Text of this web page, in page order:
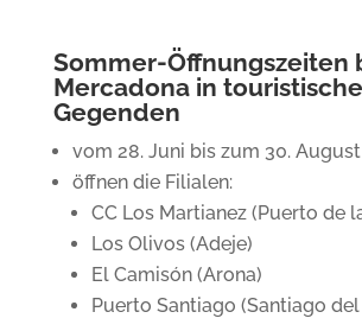
Sommer-Öffnungszeiten
Mercadona in
Gegenden
vom 28. Juni bis zum 30. August
öffnen die Filialen:
CC Los Martianez (Puerto de
Los Olivos (Adeje)
El Camisón (Arona)
Puerto Santiago (Santiago del